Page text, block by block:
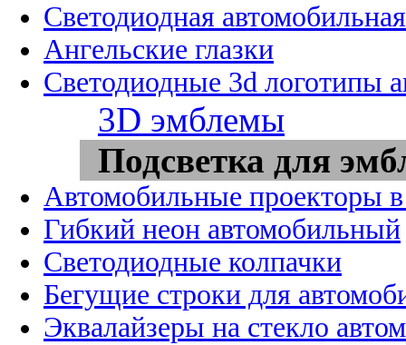
Светодиодная
Ангельские глазки
Светодиодные 3d логотипы
3D эмблемы
Подсветка для
Автомобильные проекторы
Гибкий неон автомобильный
Светодиодные колпачки
Бегущие строки для
Эквалайзеры на стекло